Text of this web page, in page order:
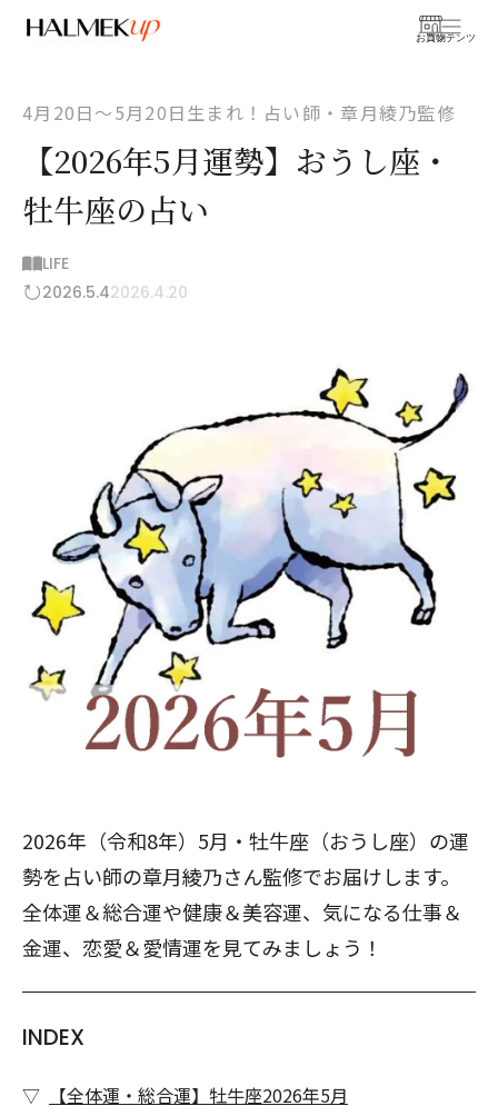
お買物
コンテンツ
4月20日〜5月20日生まれ！占い師・章月綾乃監修
【2026年5月運勢】おうし座・
牡牛座の占い
LIFE
2026.5.42026.4.20
2026年（令和8年）5月・牡牛座（おうし座）の運
勢を占い師の章月綾乃さん監修でお届けします。
全体運＆総合運や健康＆美容運、気になる仕事＆
金運、恋愛＆愛情運を見てみましょう！
INDEX
【全体運・総合運】牡牛座2026年5月